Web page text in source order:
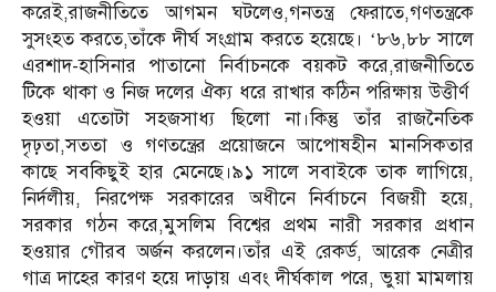
করেই,রাজনীতিতে আগমন ঘটলেও,গনতন্ত্র ফেরাতে,গণতন্ত্রকে
সুসংহত করতে,তাঁকে দীর্ঘ সংগ্রাম করতে হয়েছে। ‘৮৬,৮৮ সালে
এরশাদ-হাসিনার পাতানো নির্বাচনকে বয়কট করে,রাজনীতিতে
টিকে থাকা ও নিজ দলের ঐক্য ধরে রাখার কঠিন পরিক্ষায় উত্তীর্ণ
হওয়া এতোটা সহজসাধ্য ছিলো না।কিন্তু তাঁর রাজনৈতিক
দৃঢ়তা,সততা ও গণতন্ত্রের প্রয়োজনে আপোষহীন মানসিকতার
কাছে সবকিছুই হার মেনেছে।৯১ সালে সবাইকে তাক লাগিয়ে,
নির্দলীয়, নিরপেক্ষ সরকারের অধীনে নির্বাচনে বিজয়ী হয়ে,
সরকার গঠন করে,মুসলিম বিশ্বের প্রথম নারী সরকার প্রধান
হওয়ার গৌরব অর্জন করলেন।তাঁর এই রেকর্ড, আরেক নেত্রীর
গাত্র দাহের কারণ হয়ে দাড়ায় এবং দীর্ঘকাল পরে, ভুয়া মামলায়